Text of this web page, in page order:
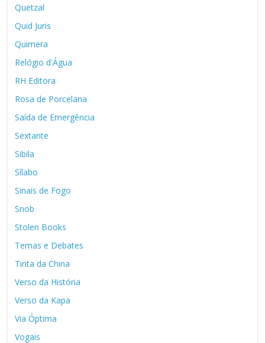
Quetzal
Quid Juris
Quimera
Relógio d'Água
RH Editora
Rosa de Porcelana
Saída de Emergência
Sextante
Sibila
Sílabo
Sinais de Fogo
Snob
Stolen Books
Temas e Debates
Tinta da China
Verso da História
Verso da Kapa
Via Óptima
Vogais